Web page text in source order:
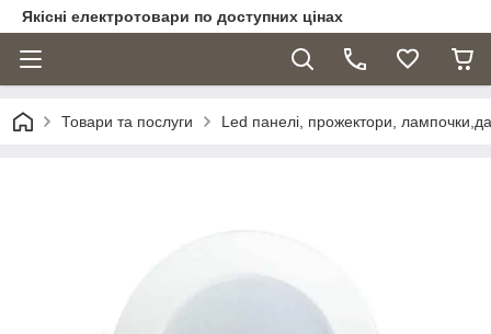
Якісні електротовари по доступних цінах
Товари та послуги Led панелі, прожектори,